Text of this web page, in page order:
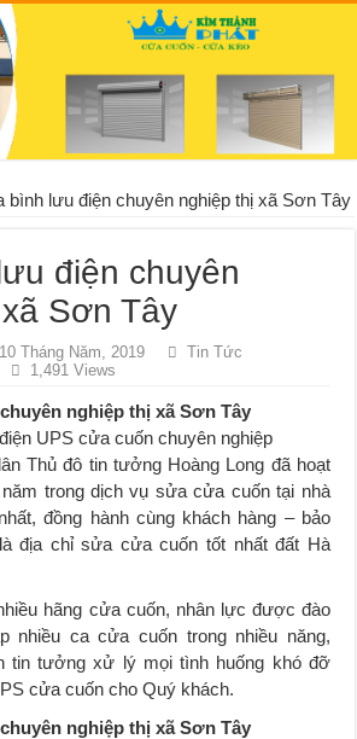
bình lưu điện chuyên nghiệp thị xã Sơn Tây
điện chuyên
Sơn Tây
10 Tháng Năm, 2019
Tin Tức
1,491 Views
nghiệp thị xã Sơn Tây
UPS cửa cuốn chuyên nghiệp
Thủ đô tin tưởng Hoàng Long đã hoạt
trong dịch vụ sửa cửa cuốn tại nhà
đồng hành cùng khách hàng – bảo
địa chỉ sửa cửa cuốn tốt nhất đất Hà
hãng cửa cuốn, nhân lực được đào
nhiều ca cửa cuốn trong nhiều năng,
tin tưởng xử lý mọi tình huống khó đỡ
cửa cuốn cho Quý khách.
nghiệp thị xã Sơn Tây